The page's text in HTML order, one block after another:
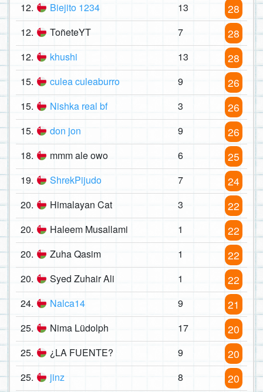
12. Biejito 1234 13 28
12. ToñeteYT 7 28
12. khushi 13 28
15. culea culeaburro 9 26
15. Nishka real bf 3 26
15. don jon 9 26
18. mmm ale owo 6 25
19. ShrekPijudo 7 24
20. Himalayan Cat 3 22
20. Haleem Musallami 1 22
20. Zuha Qasim 1 22
20. Syed Zuhair Ali 1 22
24. Nalca14 9 21
25. Nima Lüdolph 17 20
25. ¿LA FUENTE? 9 20
25. jinz 8 20